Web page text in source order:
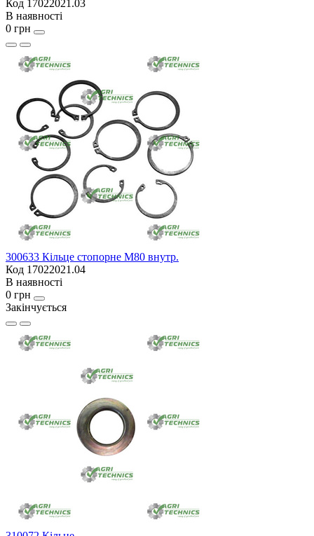
Код 17022021.03
В наявності
0 грн
300633 Кільце стопорне М80 внутр.
Код 17022021.04
В наявності
0 грн
Закінчується